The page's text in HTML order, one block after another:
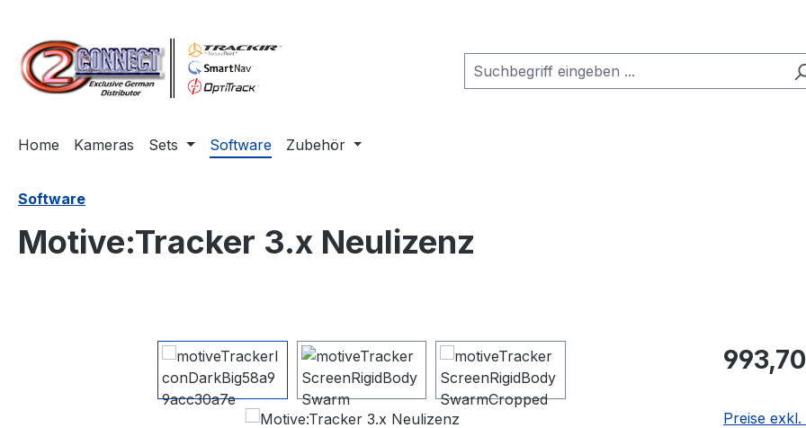
Home Kameras Sets Software Zubehör
Software
Motive:Tracker 3.x Neulizenz
Bildergalerie überspringen Regulärer
Preise